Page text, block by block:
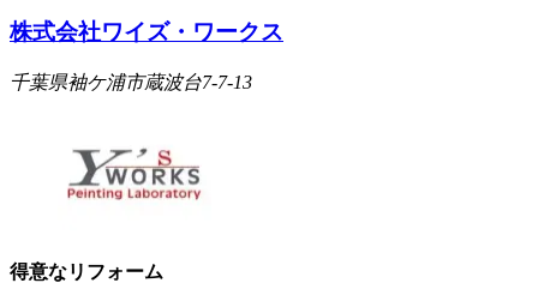
株式会社ワイズ・ワークス
千葉県袖ケ浦市蔵波台7-7-13
得意なリフォーム